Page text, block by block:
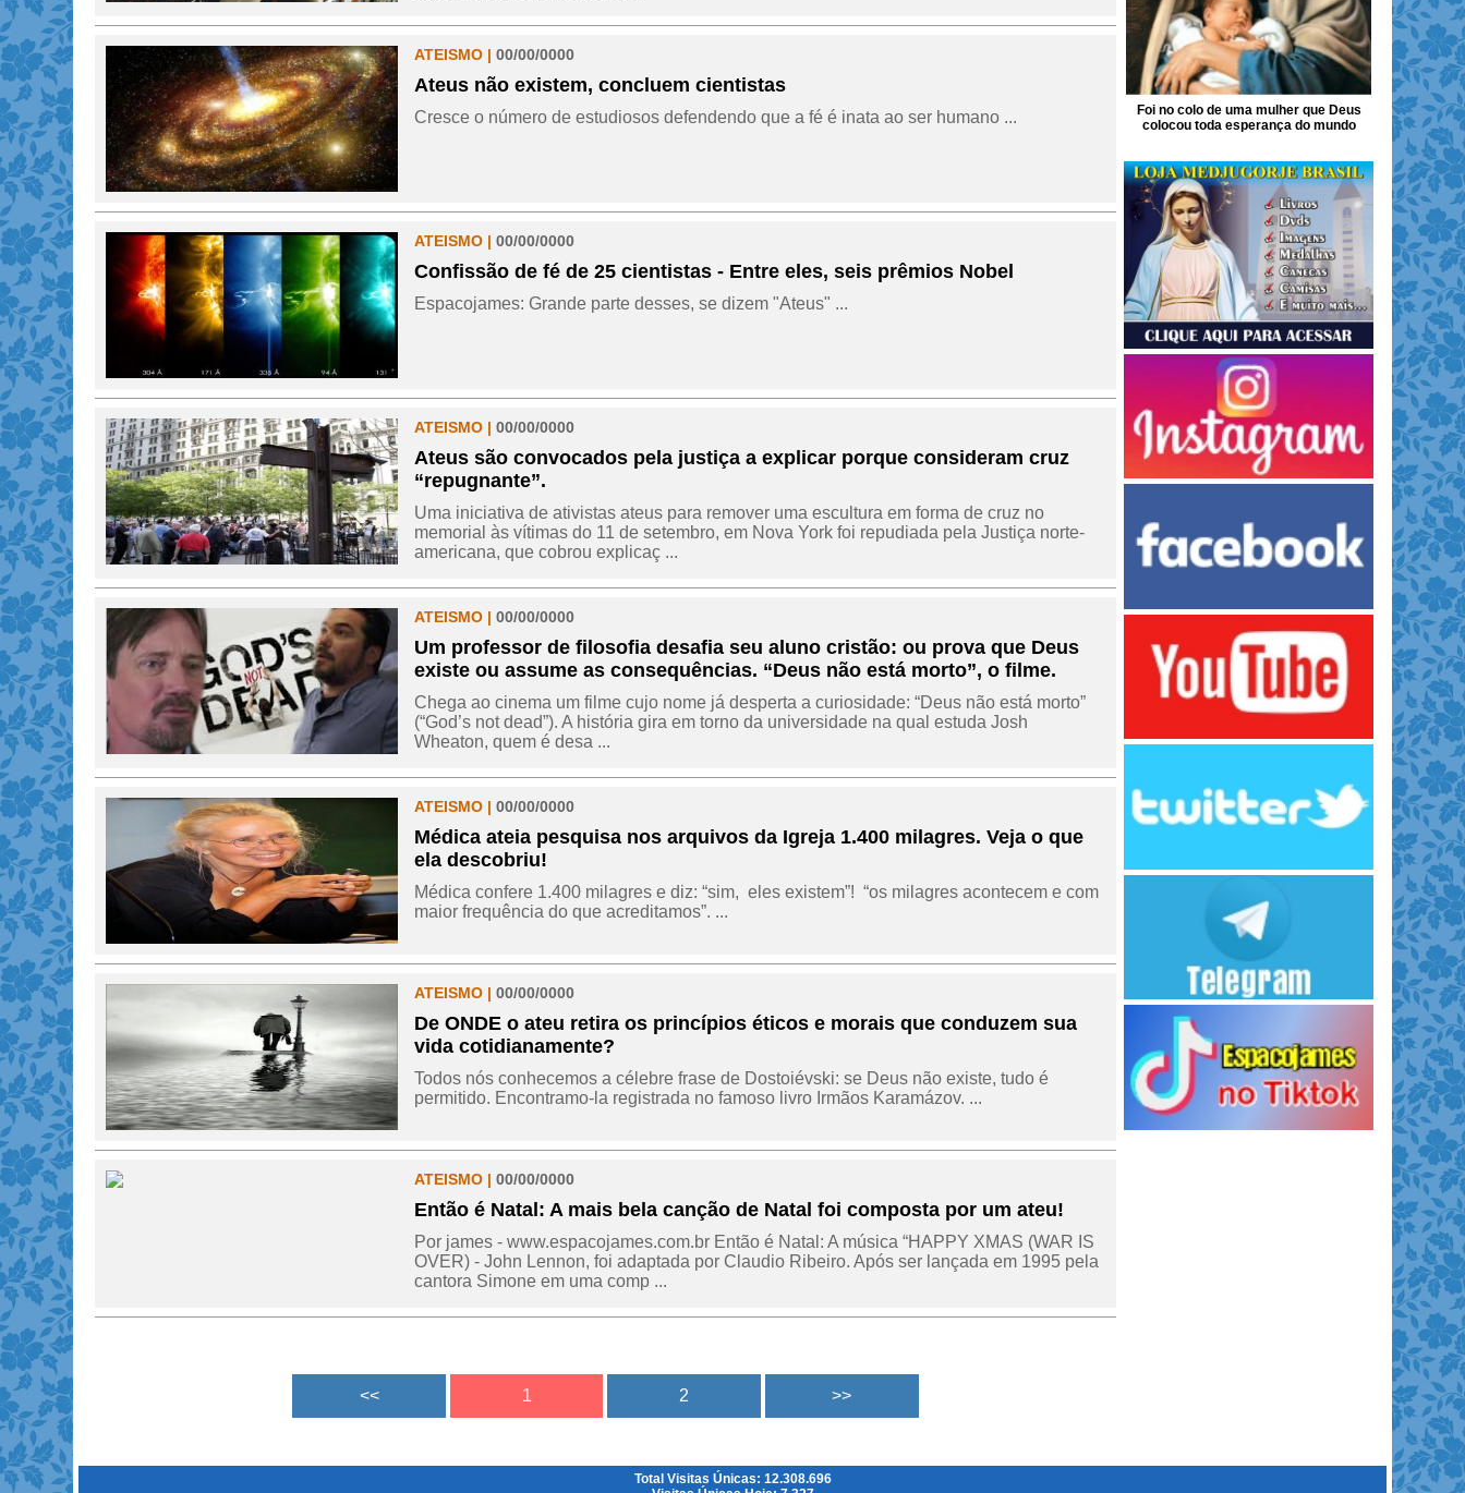
ATEISMO | 00/00/0000
Ateus não existem, concluem cientistas
Cresce o número de estudiosos defendendo que a fé é inata ao ser humano ...
ATEISMO | 00/00/0000
Confissão de fé de 25 cientistas - Entre eles, seis prêmios Nobel
Espacojames: Grande parte desses, se dizem "Ateus" ...
ATEISMO | 00/00/0000
Ateus são convocados pela justiça a explicar porque consideram cruz
“repugnante”.
Uma iniciativa de ativistas ateus para remover uma escultura em forma de cruz no
memorial às vítimas do 11 de setembro, em Nova York foi repudiada pela Justiça norte-
americana, que cobrou explicaç ...
ATEISMO | 00/00/0000
Um professor de filosofia desafia seu aluno cristão: ou prova que Deus
existe ou assume as consequências. “Deus não está morto”, o filme.
Chega ao cinema um filme cujo nome já desperta a curiosidade: “Deus não está morto”
(“God’s not dead”). A história gira em torno da universidade na qual estuda Josh
Wheaton, quem é desa ...
ATEISMO | 00/00/0000
Médica ateia pesquisa nos arquivos da Igreja 1.400 milagres. Veja o que
ela descobriu!
Médica confere 1.400 milagres e diz: “​sim, ​ eles existem”! ​​ “os milagres acontecem e com
maior frequência do que acreditamos”. ...
ATEISMO | 00/00/0000
De ONDE o ateu retira os princípios éticos e morais que conduzem sua
vida cotidianamente?
Todos nós conhecemos a célebre frase de Dostoiévski: se Deus não existe, tudo é
permitido. Encontramo-la registrada no famoso livro Irmãos Karamázov. ...
ATEISMO | 00/00/0000
Então é Natal: A mais bela canção de Natal foi composta por um ateu!
Por james - www.espacojames.com.br Então é Natal: A música “HAPPY XMAS (WAR IS
OVER) - John Lennon, foi adaptada por Claudio Ribeiro. Após ser lançada em 1995 pela
cantora Simone em uma comp ...
Foi no colo de uma mulher que Deus
colocou toda esperança do mundo
Total Visitas Únicas: 12.308.696